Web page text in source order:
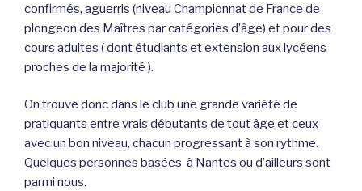
confirmés, aguerris (niveau Championnat de France de
plongeon des Maîtres par catégories d’âge) et pour des
cours adultes ( dont étudiants et extension aux lycéens
proches de la majorité ).
On trouve donc dans le club une grande variété de
pratiquants entre vrais débutants de tout âge et ceux
avec un bon niveau, chacun progressant à son rythme.
Quelques personnes basées à Nantes ou d’ailleurs sont
parmi nous.